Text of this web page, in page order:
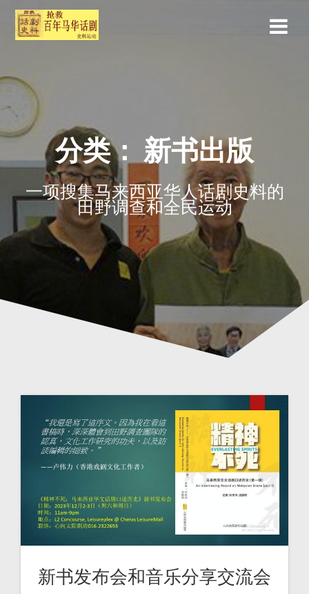
分类： 新书出版
一项搜集马来西亚华人话剧史料的
田野调查和全民运动
新书发布会和音乐分享交流会